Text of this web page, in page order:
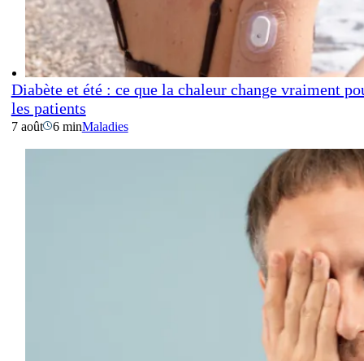
Diabète et été : ce que la chaleur change vraiment
les patients
7 août 6 minMaladies